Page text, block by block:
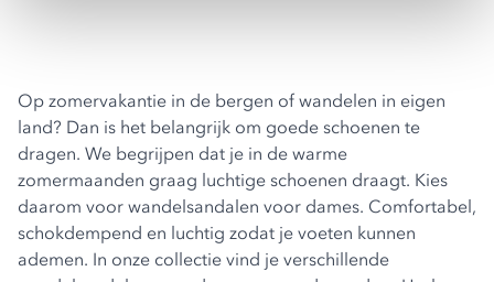
Op zomervakantie in de bergen of wandelen in eigen
land? Dan is het belangrijk om goede schoenen te
dragen. We begrijpen dat je in de warme
zomermaanden graag luchtige schoenen draagt. Kies
daarom voor wandelsandalen voor dames. Comfortabel,
schokdempend en luchtig zodat je voeten kunnen
ademen. In onze collectie vind je verschillende